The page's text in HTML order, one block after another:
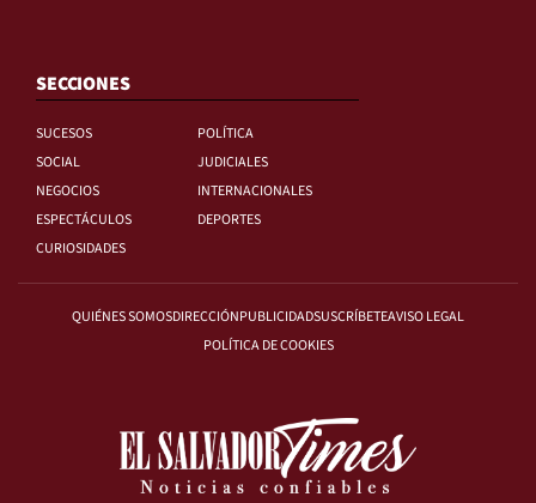
SECCIONES
SUCESOS
POLÍTICA
SOCIAL
JUDICIALES
NEGOCIOS
INTERNACIONALES
ESPECTÁCULOS
DEPORTES
CURIOSIDADES
QUIÉNES SOMOSDIRECCIÓNPUBLICIDADSUSCRÍBETEAVISO LEGAL
POLÍTICA DE COOKIES